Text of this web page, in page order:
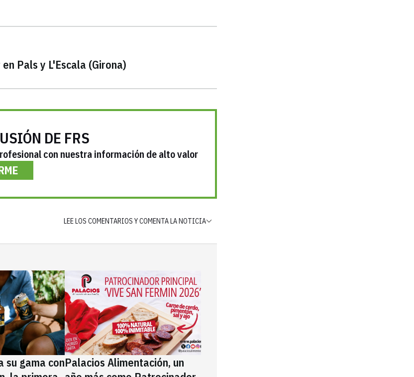
Pals y L'Escala (Girona)
DE FRS
con nuestra información de alto valor
LEE LOS COMENTARIOS Y COMENTA LA NOTICIA
su gama conPalacios Alimentación, un